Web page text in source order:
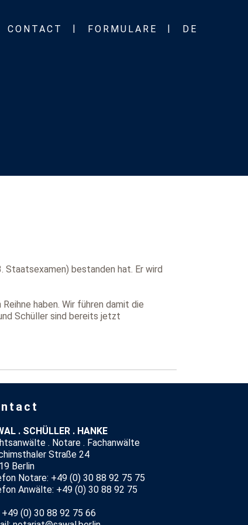
CONTACT FORMULARE DE
Staatsexamen) bestanden hat. Er wird
haben. Wir führen damit die
Schüller sind bereits jetzt
. SCHÜLLER . HANKE
. Notare . Fachanwälte
Straße 24
Berlin
Notare: +49 (0) 30 88 92 75 75
Anwälte: +49 (0) 30 88 92 75
+49 (0) 30 88 92 75 66